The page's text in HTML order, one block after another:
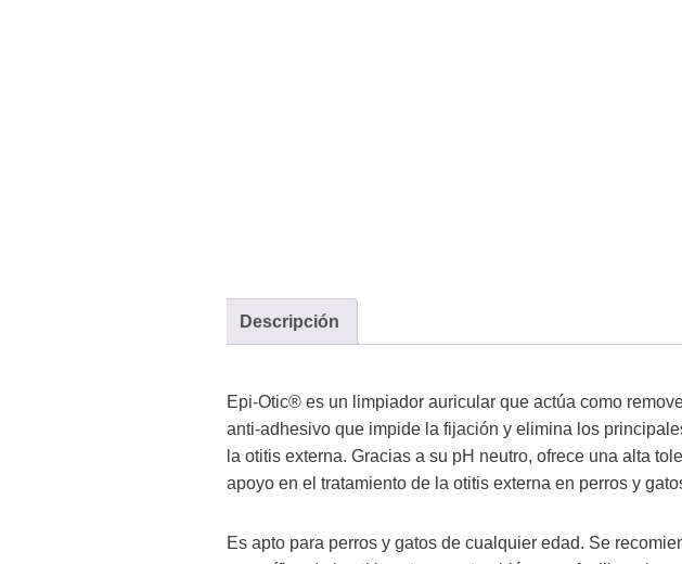
Descripción
Epi-Otic® es un limpiador auricular que actúa como
anti-adhesivo que impide la fijación y elimina los
la otitis externa. Gracias a su pH neutro, ofrece una alta
apoyo en el tratamiento de la otitis externa en perros y
Es apto para perros y gatos de cualquier edad. Se